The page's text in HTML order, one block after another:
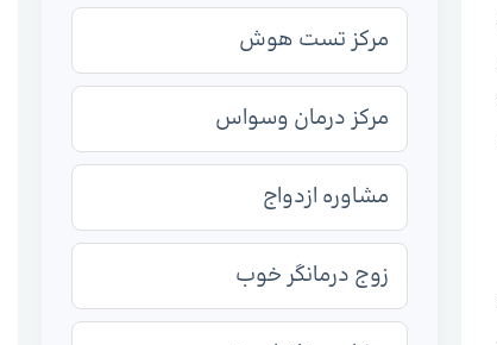
مرکز تست هوش
مرکز درمان وسواس
مشاوره ازدواج
زوج درمانگر خوب